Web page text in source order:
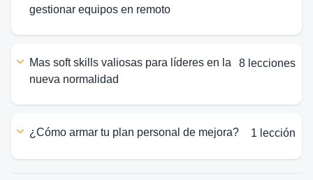
gestionar equipos en remoto
mas soft skills valiosas para líderes en la
nueva normalidad
8 lecciones
¿cómo armar tu plan personal de mejora? 1 lección